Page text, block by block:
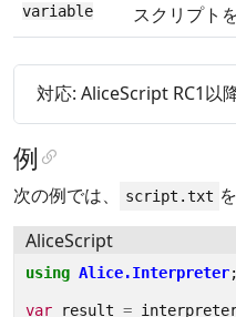
variable スクリプト
対応: AliceScript RC1以
例
次の例では、 script.txt
AliceScript
using Alice.Interpreter;
var result =